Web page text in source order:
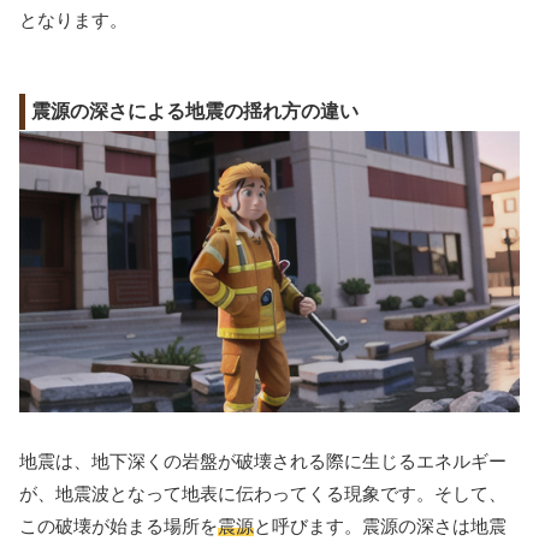
となります。
震源の深さによる地震の揺れ方の違い
地震は、地下深くの岩盤が破壊される際に生じるエネルギー
が、地震波となって地表に伝わってくる現象です。そして、
この破壊が始まる場所を震源と呼びます。震源の深さは地震